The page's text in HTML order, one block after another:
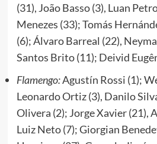
(31), João Basso (3), Luan
Menezes (33); Tomás
(6); Álvaro Barreal (22),
Santos Brito (11); Deivid
Flamengo:Agustín Rossi (1);
Leonardo Ortiz (3), Danilo
Olivera (2); Jorge Xavier (21),
Luiz Neto (7); Giorgian